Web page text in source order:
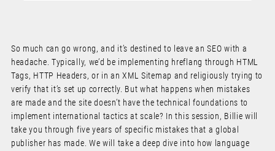
So much can go wrong, and it’s destined to leave an SEO with a
headache. Typically, we’d be implementing hreflang through HTML
Tags, HTTP Headers, or in an XML Sitemap and religiously trying to
verify that it’s set up correctly. But what happens when mistakes
are made and the site doesn’t have the technical foundations to
implement international tactics at scale? In this session, Billie will
take you through five years of specific mistakes that a global
publisher has made. We will take a deep dive into how language